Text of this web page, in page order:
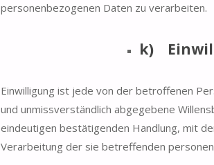
personenbezogenen Daten zu verarbeiten.
k)
Einwilligung ist jede von der betroffenen
und unmissverständlich abgegebene
eindeutigen bestätigenden Handlung, mit
Verarbeitung der sie betreffenden